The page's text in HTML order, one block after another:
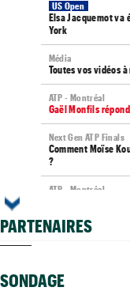
US Open
Elsa Jacquemot
York
Média
Toutes vos vidéos
ATP - Montréal
Gaël Monfils
Next Gen ATP Finals
Comment Moïse
?
ATP - Montréal
Istanbul (CH)
PARTENAIRES
SONDAGE